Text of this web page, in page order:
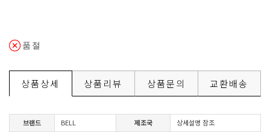
품절
상품상세 상품리뷰 상품문의 교환배송
브랜드 BELL 제조국 상세설명 참조